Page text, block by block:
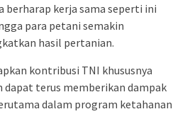
berharap kerja sama seperti ini
para petani semakin
hasil pertanian.
kontribusi TNI khususnya
dapat terus memberikan dampak
dalam program ketahanan